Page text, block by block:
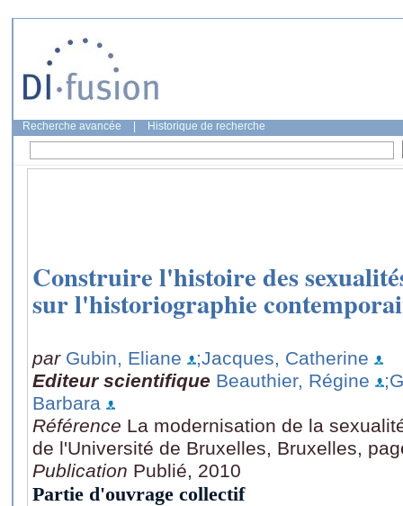
Recherche avancée Historique de recherche
Construire l'histoire des
sur l'historiographie
par Gubin, Eliane
;Jacques, Catherine
Editeur scientifique Beauthier, Régine
Barbara
Référence La modernisation de la
de l'Université de Bruxelles, Bruxelles,
Publication Publié, 2010
Partie d'ouvrage collectif